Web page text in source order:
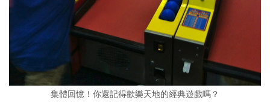
集體回憶！你還記得歡樂天地的經典遊戲嗎？